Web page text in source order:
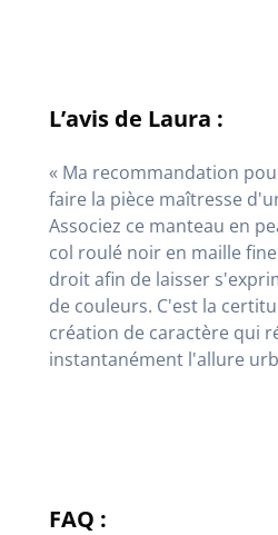
L’avis de Laura :
« Ma recommandation
faire la pièce maîtresse
Associez ce manteau en
col roulé noir en maille
droit afin de laisser
de couleurs. C'est la
création de caractère qui
instantanément l'allure
FAQ :